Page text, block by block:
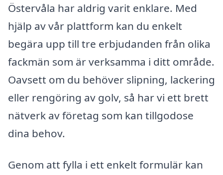
Östervåla har aldrig varit enklare. Med
hjälp av vår plattform kan du enkelt
begära upp till tre erbjudanden från olika
fackmän som är verksamma i ditt område.
Oavsett om du behöver slipning, lackering
eller rengöring av golv, så har vi ett brett
nätverk av företag som kan tillgodose
dina behov.
Genom att fylla i ett enkelt formulär kan